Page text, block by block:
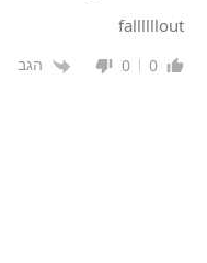
fallllllout
0
0 הגב